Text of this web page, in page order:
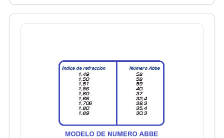
encarga de todo es el jefe del…